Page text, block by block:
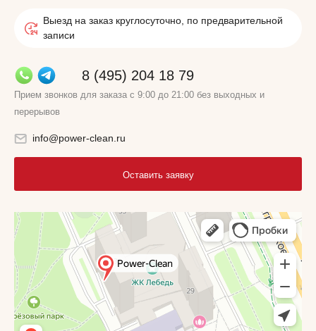
Выезд на заказ круглосуточно, по предварительной
записи
8 (495) 204 18 79
Прием звонков для заказа с 9:00 до 21:00 без выходных и
перерывов
info@power-clean.ru
Оставить заявку